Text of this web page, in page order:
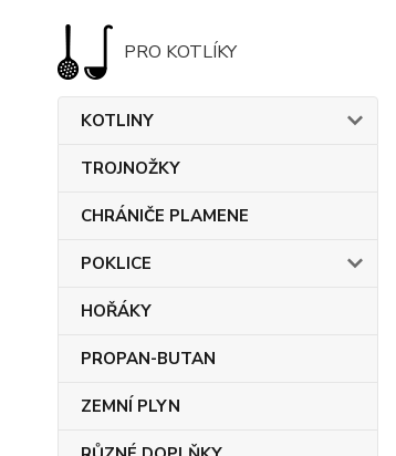
PRO KOTLÍKY
KOTLINY
TROJNOŽKY
CHRÁNIČE PLAMENE
POKLICE
HOŘÁKY
PROPAN-BUTAN
ZEMNÍ PLYN